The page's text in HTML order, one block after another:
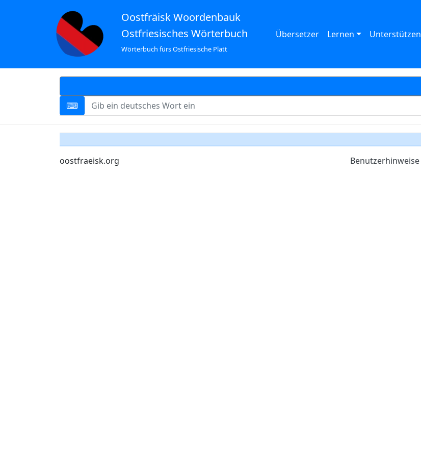
Oostfräisk Woordenbauk
Ostfriesisches Wörterbuch
Wörterbuch fürs Ostfriesische Platt
Übersetzer Lernen Unterstützen
oostfraeisk.org Benutzerhinweise